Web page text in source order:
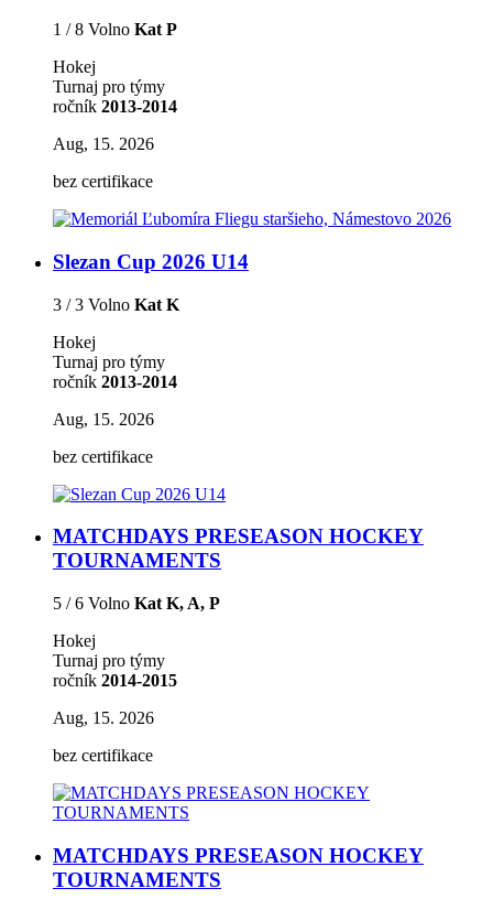
1 / 8 Volno Kat P
Hokej
Turnaj pro týmy
ročník 2013-2014
Aug, 15. 2026
bez certifikace
Slezan Cup 2026 U14
3 / 3 Volno Kat K
Hokej
Turnaj pro týmy
ročník 2013-2014
Aug, 15. 2026
bez certifikace
MATCHDAYS PRESEASON HOCKEY
TOURNAMENTS
5 / 6 Volno Kat K, A, P
Hokej
Turnaj pro týmy
ročník 2014-2015
Aug, 15. 2026
bez certifikace
MATCHDAYS PRESEASON HOCKEY
TOURNAMENTS